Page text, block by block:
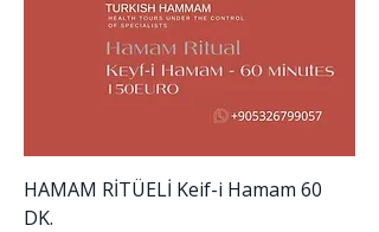
HAMAM RİTÜELİ Keif-i Hamam 60
DK.